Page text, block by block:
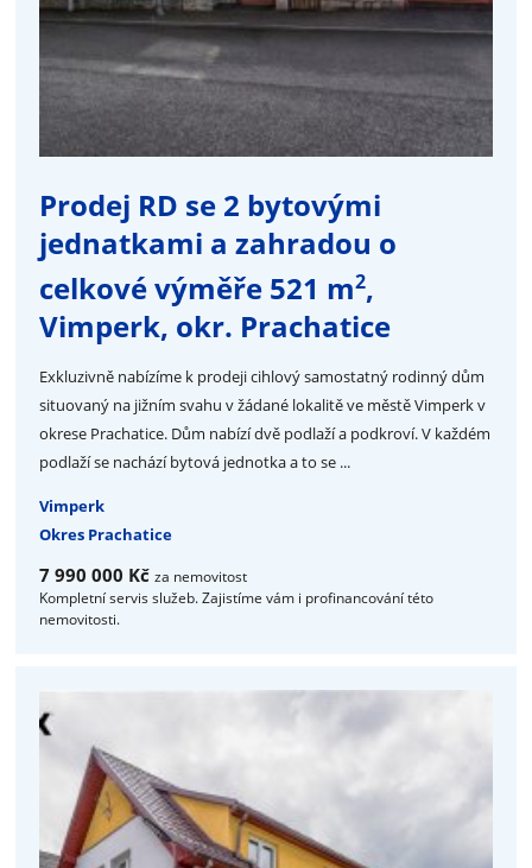
Prodej RD se 2 bytovými
jednatkami a zahradou o
celkové výměře 521 m2,
Vimperk, okr. Prachatice
Exkluzivně nabízíme k prodeji cihlový samostatný rodinný dům
situovaný na jižním svahu v žádané lokalitě ve městě Vimperk v
okrese Prachatice. Dům nabízí dvě podlaží a podkroví. V každém
podlaží se nachází bytová jednotka a to se ...
Vimperk
Okres Prachatice
7 990 000 Kč za nemovitost
Kompletní servis služeb. Zajistíme vám i profinancování této
nemovitosti.